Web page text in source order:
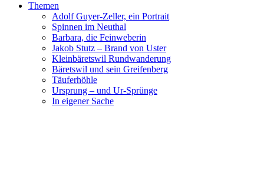
Themen
Adolf Guyer-Zeller, ein Portrait
Spinnen im Neuthal
Barbara, die Feinweberin
Jakob Stutz – Brand von Uster
Kleinbäretswil Rundwanderung
Bäretswil und sein Greifenberg
Täuferhöhle
Ursprung – und Ur-Sprünge
In eigener Sache